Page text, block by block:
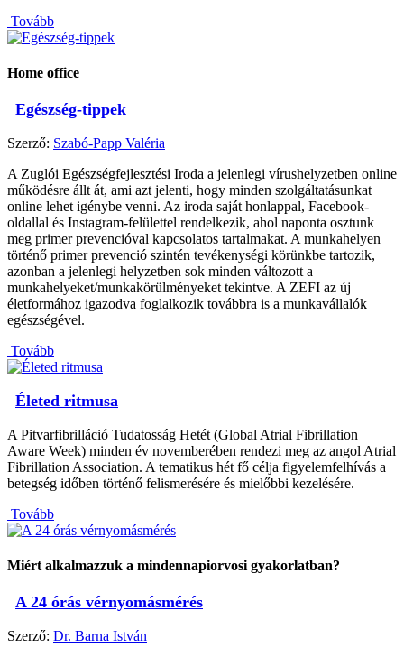
Tovább
Home office
Egészség-tippek
Szerző: Szabó-Papp Valéria
A Zuglói Egészségfejlesztési Iroda a jelenlegi vírushelyzetben online
működésre állt át, ami azt jelenti, hogy minden szolgáltatásunkat
online lehet igénybe venni. Az iroda saját honlappal, Facebook-
oldallal és Instagram-felülettel rendelkezik, ahol naponta osztunk
meg primer prevencióval kapcsolatos tartalmakat. A munkahelyen
történő primer prevenció szintén tevékenységi körünkbe tartozik,
azonban a jelenlegi helyzetben sok minden változott a
munkahelyeket/munkakörülményeket tekintve. A ZEFI az új
életformához igazodva foglalkozik továbbra is a munkavállalók
egészségével.
Tovább
Életed ritmusa
A Pitvarfibrilláció Tudatosság Hetét (Global Atrial Fibrillation
Aware Week) minden év novemberében rendezi meg az angol Atrial
Fibrillation Association. A tematikus hét fő célja figyelemfelhívás a
betegség időben történő felismerésére és mielőbbi kezelésére.
Tovább
Miért alkalmazzuk a mindennapiorvosi gyakorlatban?
A 24 órás vérnyomásmérés
Szerző: Dr. Barna István